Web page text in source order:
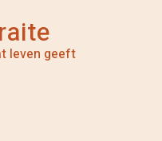
leven geeft